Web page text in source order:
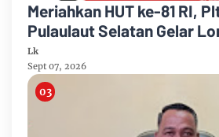
Meriahkan HUT ke-81 RI,
Pulaulaut Selatan Gelar
untuk Masyarakat Umum
Lk
Sept 07, 2026